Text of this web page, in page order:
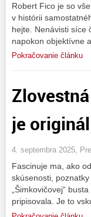
Robert Fico je so
v histórii
hejte. Nenávisti síce
napokon objektívne
Pokračovanie článku
je
4. septembra 2025,
Fascinuje ma, ako
skúsenosti,
„Šimkovičovej“
pripisovala. Je to